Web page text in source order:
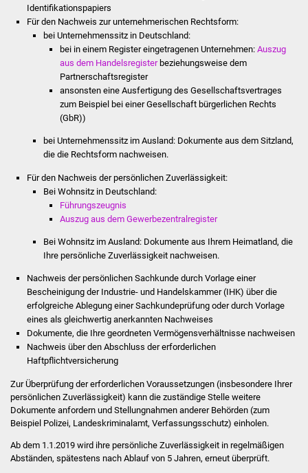
Fachteam Jugend
Kinder- und
Stadtwerke
Suenergie
NETZMonitor
Ärzte und Apotheken
Hitzewarnung / UV-
Index
ÖPNV
Bürgerbus (MOBS)
Abfall und Entsorgung
Kultur & Freizeit
Identifikationspapiers
Für den Nachweis zur unternehmerischen Rechtsform:
bei Unternehmenssitz in Deutschland:
bei in einem Register eingetragenen Unternehmen:Auszug
aus dem Handelsregisterbeziehungsweise dem
Partnerschaftsregister
ansonsten eine Ausfertigung des Gesellschaftsvertrages
zum Beispiel bei einer Gesellschaft bürgerlichen Rechts
(GbR))
bei Unternehmenssitz im Ausland: Dokumente aus dem Sitzland,
die die Rechtsform nachweisen.
Für den Nachweis der persönlichen Zuverlässigkeit:
Bei Wohnsitz in Deutschland:
Führungszeugnis
Auszug aus dem Gewerbezentralregister
Bei Wohnsitz im Ausland: Dokumente aus Ihrem Heimatland, die
Ihre persönliche Zuverlässigkeit nachweisen.
Nachweis der persönlichen Sachkunde durch Vorlage einer
Bescheinigung der Industrie- und Handelskammer (IHK) über die
erfolgreiche Ablegung einer Sachkundeprüfung oder durch Vorlage
eines als gleichwertig anerkannten Nachweises
Dokumente, die Ihre geordneten Vermögensverhältnisse nachweisen
Nachweis über den Abschluss der erforderlichen
Haftpflichtversicherung
Zur Überprüfung der erforderlichen Voraussetzungen (insbesondere Ihrer
persönlichen Zuverlässigkeit) kann die zuständige Stelle weitere
Dokumente anfordern und Stellungnahmen anderer Behörden (zum
Beispiel Polizei, Landeskriminalamt, Verfassungsschutz) einholen.
Ab dem 1.1.2019 wird ihre persönliche Zuverlässigkeit in regelmäßigen
Abständen, spätestens nach Ablauf von 5 Jahren, erneut überprüft.